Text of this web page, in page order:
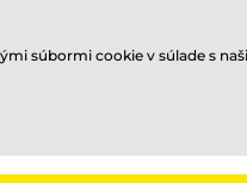
súbormi cookie v súlade s